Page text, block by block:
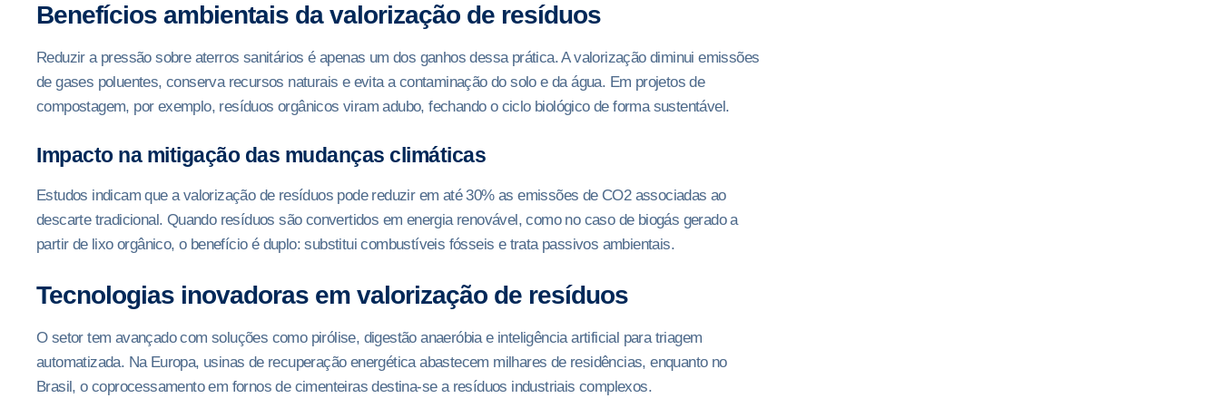
Benefícios ambientais da valorização de resíduos
Reduzir a pressão sobre aterros sanitários é apenas um dos ganhos dessa prática. A valorização diminui emissões
de gases poluentes, conserva recursos naturais e evita a contaminação do solo e da água. Em projetos de
compostagem, por exemplo, resíduos orgânicos viram adubo, fechando o ciclo biológico de forma sustentável.
Impacto na mitigação das mudanças climáticas
Estudos indicam que a valorização de resíduos pode reduzir em até 30% as emissões de CO2 associadas ao
descarte tradicional. Quando resíduos são convertidos em energia renovável, como no caso de biogás gerado a
partir de lixo orgânico, o benefício é duplo: substitui combustíveis fósseis e trata passivos ambientais.
Tecnologias inovadoras em valorização de resíduos
O setor tem avançado com soluções como pirólise, digestão anaeróbia e inteligência artificial para triagem
automatizada. Na Europa, usinas de recuperação energética abastecem milhares de residências, enquanto no
Brasil, o coprocessamento em fornos de cimenteiras destina-se a resíduos industriais complexos.